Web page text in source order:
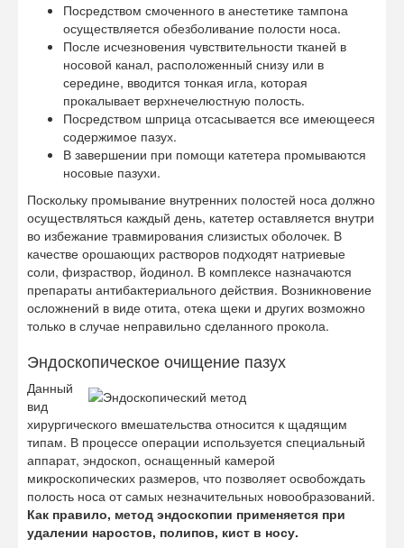
Посредством смоченного в анестетике тампона
осуществляется обезболивание полости носа.
После исчезновения чувствительности тканей в
носовой канал, расположенный снизу или в
середине, вводится тонкая игла, которая
прокалывает верхнечелюстную полость.
Посредством шприца отсасывается все имеющееся
содержимое пазух.
В завершении при помощи катетера промываются
носовые пазухи.
Поскольку промывание внутренних полостей носа должно
осуществляться каждый день, катетер оставляется внутри
во избежание травмирования слизистых оболочек. В
качестве орошающих растворов подходят натриевые
соли, физраствор, йодинол. В комплексе назначаются
препараты антибактериального действия. Возникновение
осложнений в виде отита, отека щеки и других возможно
только в случае неправильно сделанного прокола.
Эндоскопическое очищение пазух
Данный
вид
хирургического вмешательства относится к щадящим
типам. В процессе операции используется специальный
аппарат, эндоскоп, оснащенный камерой
микроскопических размеров, что позволяет освобождать
полость носа от самых незначительных новообразований.
Как правило, метод эндоскопии применяется при
удалении наростов, полипов, кист в носу.